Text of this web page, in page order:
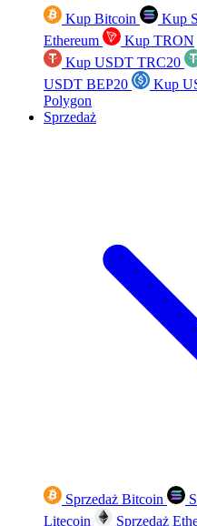
Kup Bitcoin Kup
Ethereum
Kup TRON
Kup USDT TRC20
USDT BEP20
Kup
Polygon
Sprzedaż
Sprzedaż Bitcoin
Litecoin
Sprzedaż